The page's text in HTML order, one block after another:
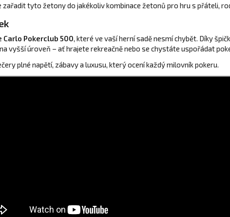
tyto žetony do jakékoliv kombinace žetonů pro hru s přáteli,
Carlo Pokerclub 500, které ve vaší herní sadě nesmí chybět. Díky
vyšší úroveň – ať hrajete rekreačně nebo se chystáte uspořádat
plné napětí, zábavy a luxusu, který ocení každý milovník pokeru.